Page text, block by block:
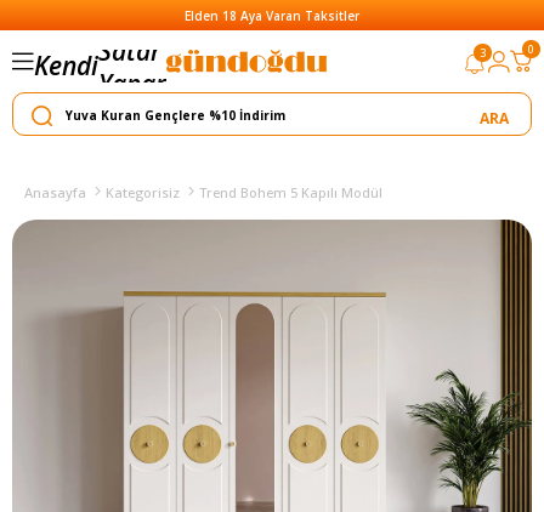
Elden 18 Aya Varan Taksitler
Kendi
Satar
Yapar
3 0
Anasayfa Kategorisiz Trend Bohem 5 Kapılı Modül